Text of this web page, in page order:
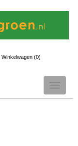
Winkelwagen (0)
Toggle